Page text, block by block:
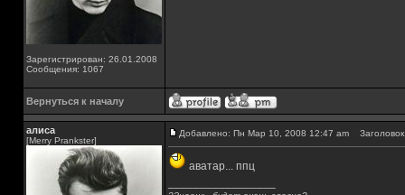
Зарегистрирован: 26.01.2008
Сообщения: 1067
Вернуться к началу
алиса
[Merry Prankster]
Добавлено: Пн Мар 10, 2008 12:47 am
аватар... ппц